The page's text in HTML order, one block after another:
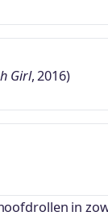
Girl, 2016)
in